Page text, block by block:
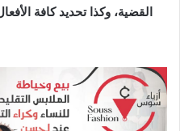
القضية، وكذا تحديد كافة